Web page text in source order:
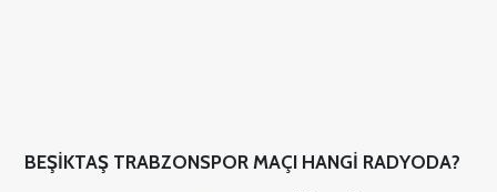
BEŞİKTAŞ TRABZONSPOR MAÇI HANGİ RADYODA?